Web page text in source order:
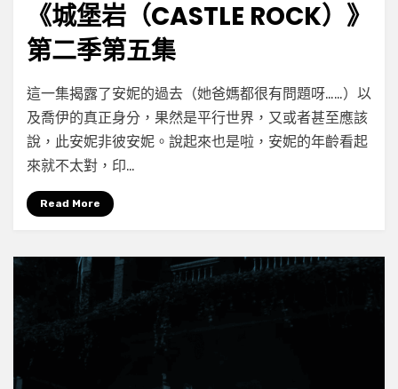
《城堡岩（CASTLE ROCK）》
第二季第五集
by小云
Leave a commenton
《城
堡
岩
第
集
這一集揭露了安妮的過去（她爸媽都很有問題呀……）以
及喬伊的真正身分，果然是平行世界，又或者甚至應該
說，此安妮非彼安妮。說起來也是啦，安妮的年齡看起
來就不太對，印…
Read More